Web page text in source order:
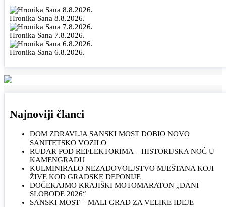
Hronika Sana 8.8.2026.
Hronika Sana 7.8.2026.
Hronika Sana 6.8.2026.
Najnoviji članci
DOM ZDRAVLJA SANSKI MOST DOBIO NOVO
SANITETSKO VOZILO
RUDAR POD REFLEKTORIMA – HISTORIJSKA NOĆ U
KAMENGRADU
KULMINIRALO NEZADOVOLJSTVO MJEŠTANA KOJI
ŽIVE KOD GRADSKE DEPONIJE
DOČEKAJMO KRAJIŠKI MOTOMARATON „DANI
SLOBODE 2026“
SANSKI MOST – MALI GRAD ZA VELIKE IDEJE